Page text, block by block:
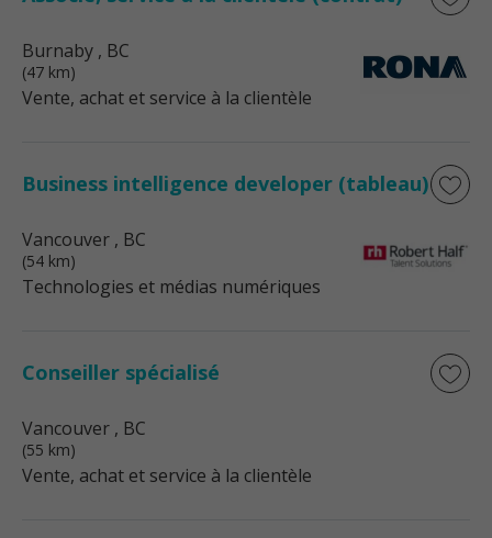
Burnaby , BC
(47 km)
Vente, achat et service à la clientèle
Business intelligence developer (tableau)
Vancouver , BC
(54 km)
Technologies et médias numériques
Conseiller spécialisé
Vancouver , BC
(55 km)
Vente, achat et service à la clientèle